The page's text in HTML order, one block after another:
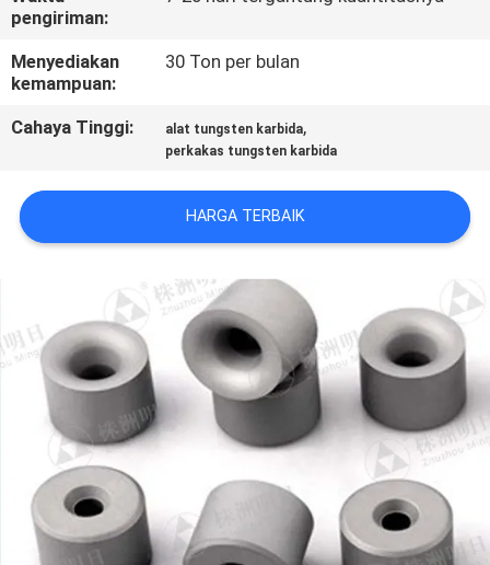
HUBUNGI
KAMI
QUOTE
SITEMAP
PRIVACY
POLICY
pengiriman:
Menyediakan
kemampuan:
30 Ton per bulan
Cahaya Tinggi: alat tungsten karbida,
perkakas tungsten karbida
HARGA TERBAIK